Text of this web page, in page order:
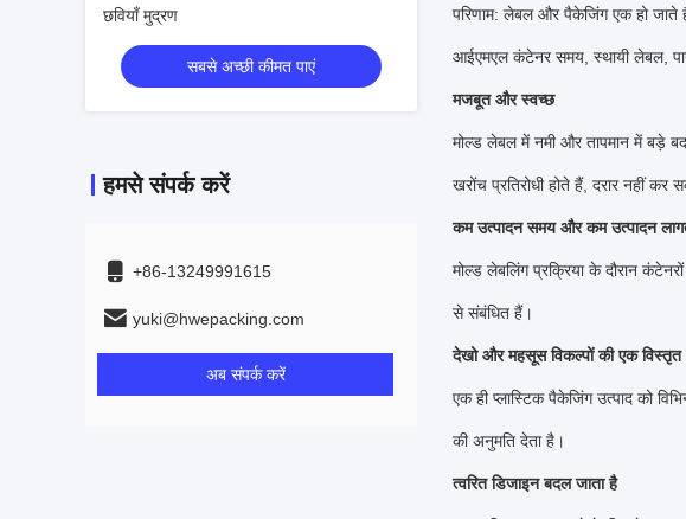
छवियाँ मुद्रण
सबसे अच्छी कीमत पाएं
हमसे संपर्क करें
+86-13249991615
yuki@hwepacking.com
अब संपर्क करें
परिणाम: लेबल और पैकेजिंग एक हो जाते
आईएमएल कंटेनर समय, स्थायी लेबल,
मजबूत और स्वच्छ
मोल्ड लेबल में नमी और तापमान में बड़े
खरोंच प्रतिरोधी होते हैं, दरार नहीं
कम उत्पादन समय और कम उत्पादन
मोल्ड लेबलिंग प्रक्रिया के दौरान
से संबंधित हैं।
देखो और महसूस विकल्पों की एक
एक ही प्लास्टिक पैकेजिंग उत्पाद को
की अनुमति देता है।
त्वरित डिजाइन बदल जाता है